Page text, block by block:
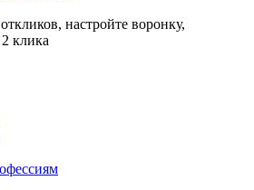
настройте воронку,
клика